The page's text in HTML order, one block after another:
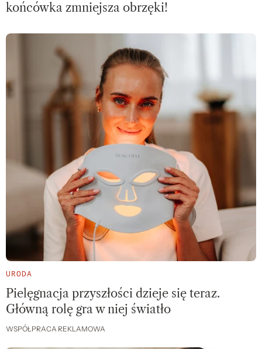
końcówka zmniejsza obrzęki!
URODA
Pielęgnacja przyszłości dzieje się teraz.
Główną rolę gra w niej światło
WSPÓŁPRACA REKLAMOWA